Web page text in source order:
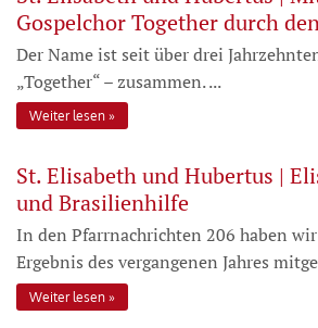
Gospelchor Together durch
Der Name ist seit über drei
„Together“ – zusammen. ...
Weiter lesen
St. Elisabeth und Hubertus |
und Brasilienhilfe
In den Pfarrnachrichten 206 haben
Ergebnis des vergangenen Jahres
Weiter lesen